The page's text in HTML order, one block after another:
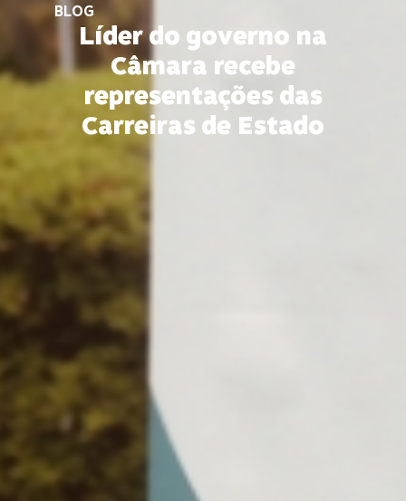
BLOG
Líder do governo na
Câmara recebe
representações das
Carreiras de Estado